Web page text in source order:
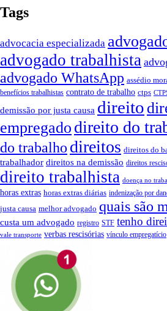
Tags
advocacia especializada
advogado trabalhista
advogado WhatsApp assédio
benefícios trabalhistas contrato de trabalho ctps
demissão por justa causa direito
empregado direito do
do trabalho direitos direitos do
trabalhador direitos na demissão direitos
direito trabalhista doença no
horas extras horas extras diárias indenização por
justa causa melhor advogado quais são
custa um advogado registro STF tenho
vale transporte verbas rescisórias vínculo empregatício